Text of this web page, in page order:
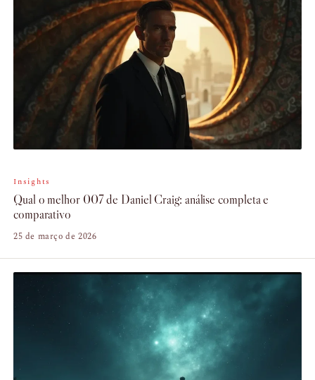
Insights
Qual o melhor 007 de Daniel Craig: análise completa e
comparativo
25 de março de 2026